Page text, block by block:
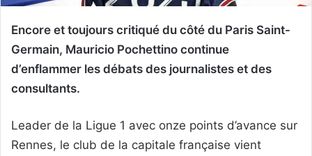
Encore et toujours critiqué du côté du Paris Saint-
Germain, Mauricio Pochettino continue
d’enflammer les débats des journalistes et des
consultants.
Leader de la Ligue 1 avec onze points d’avance sur
Rennes, le club de la capitale française vient